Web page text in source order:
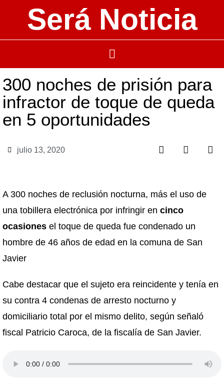
Será Noticia
300 noches de prisión para
infractor de toque de queda
en 5 oportunidades
julio 13, 2020
A 300 noches de reclusión nocturna, más el uso de
una tobillera electrónica por infringir en cinco
ocasiones el toque de queda fue condenado un
hombre de 46 años de edad en la comuna de San
Javier
Cabe destacar que el sujeto era reincidente y tenía en
su contra 4 condenas de arresto nocturno y
domiciliario total por el mismo delito, según señaló
fiscal Patricio Caroca, de la fiscalía de San Javier.